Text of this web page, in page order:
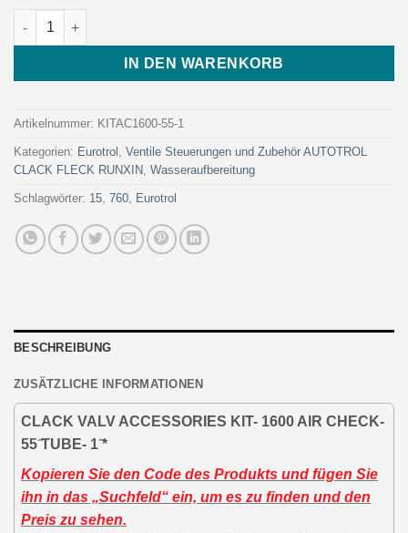
CLACK VALV ACCESSORIES KIT- 1600 AIR CHECK- 55 ̋TUBE-
IN DEN WARENKORB
Artikelnummer: KITAC1600-55-1
Kategorien: Eurotrol , Ventile Steuerungen und Zubehör AUTOTROL
CLACK FLECK RUNXIN, Wasseraufbereitung
Schlagwörter: 15, 760, Eurotrol
BESCHREIBUNG
ZUSÄTZLICHE INFORMATIONEN
CLACK VALV ACCESSORIES KIT- 1600 AIR CHECK-
55 ̋TUBE- 1 ̋*
Kopieren Sie den Code des Produkts und fügen Sie
ihn in das „Suchfeld“ ein, um es zu finden und den
Preis zu sehen.